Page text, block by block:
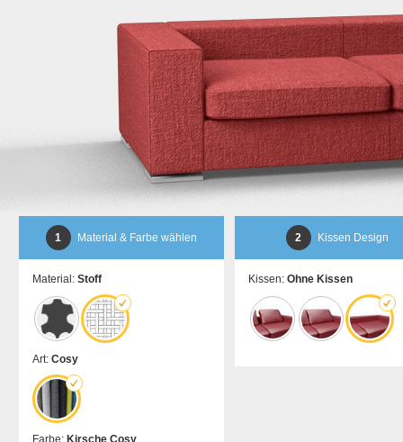
1 Material & Farbe wählen
Material: Stoff
Art: Cosy
Farbe: Kirsche Cosy
2 Kissen Design
Kissen: Ohne Kissen